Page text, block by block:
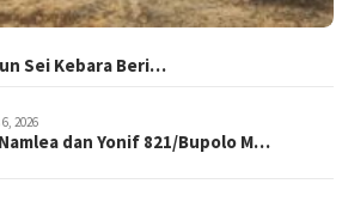
Sei Kebara Beri…
2026
dan Yonif 821/Bupolo M…